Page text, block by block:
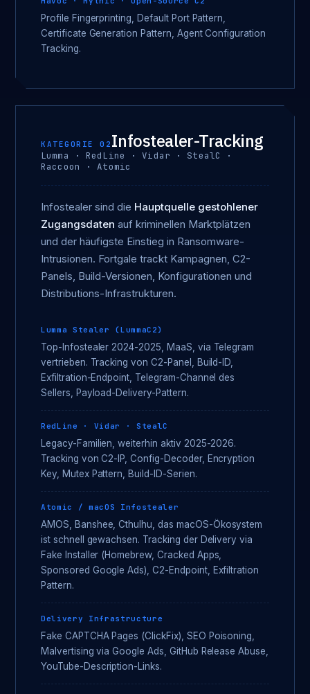
Profile Fingerprinting, Default Port Pattern,
Certificate Generation Pattern, Agent Configuration
Tracking.
KATEGORIE 02 Infostealer-Tracking
Lumma · RedLine · Vidar · StealC ·
Raccoon · Atomic
Infostealer sind die Hauptquelle gestohlener
Zugangsdaten auf kriminellen Marktplätzen
und der häufigste Einstieg in Ransomware-
Intrusionen. Fortgale trackt Kampagnen, C2-
Panels, Build-Versionen, Konfigurationen und
Distributions-Infrastrukturen.
Lumma Stealer (LummaC2)
Top-Infostealer 2024-2025, MaaS, via Telegram
vertrieben. Tracking von C2-Panel, Build-ID,
Exfiltration-Endpoint, Telegram-Channel des
Sellers, Payload-Delivery-Pattern.
RedLine · Vidar · StealC
Legacy-Familien, weiterhin aktiv 2025-2026.
Tracking von C2-IP, Config-Decoder, Encryption
Key, Mutex Pattern, Build-ID-Serien.
Atomic / macOS Infostealer
AMOS, Banshee, Cthulhu, das macOS-Ökosystem
ist schnell gewachsen. Tracking der Delivery via
Fake Installer (Homebrew, Cracked Apps,
Sponsored Google Ads), C2-Endpoint, Exfiltration
Pattern.
Delivery Infrastructure
Fake CAPTCHA Pages (ClickFix), SEO Poisoning,
Malvertising via Google Ads, GitHub Release Abuse,
YouTube-Description-Links.